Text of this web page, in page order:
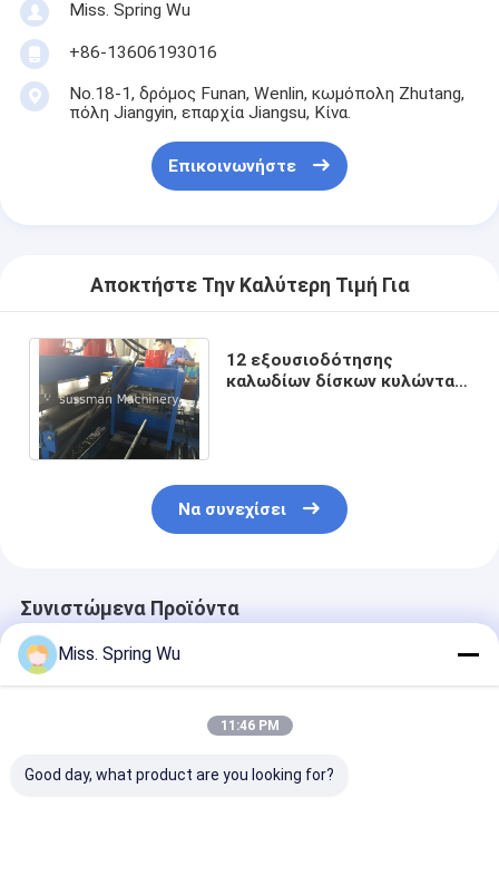
Miss. Spring Wu
+86-13606193016
No.18-1, δρόμος Funan, Wenlin, κωμόπολη Zhutang,
πόλη Jiangyin, επαρχία Jiangsu, Κίνα.
Επικοινωνήστε
Αποκτήστε Την Καλύτερη Τιμή Για
12 εξουσιοδότησης
καλωδίων δίσκων κυλώντας
Να συνεχίσει
Συνιστώμενα Προϊόντα
Miss. Spring Wu
11:46 PM
Good day, what product are you looking for?